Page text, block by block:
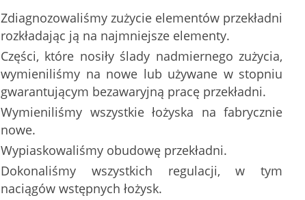
Zdiagnozowaliśmy zużycie elementów przekładni
rozkładając ją na najmniejsze elementy.
Części, które nosiły ślady nadmiernego zużycia,
wymieniliśmy na nowe lub używane w stopniu
gwarantującym bezawaryjną pracę przekładni.
Wymieniliśmy wszystkie łożyska na fabrycznie
nowe.
Wypiaskowaliśmy obudowę przekładni.
Dokonaliśmy wszystkich regulacji, w tym
naciągów wstępnych łożysk.